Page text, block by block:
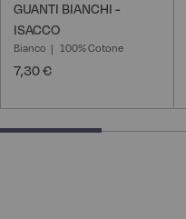
GUANTI BIANCHI -
ISACCO
Bianco 100% Cotone
7,30 €
25% completed